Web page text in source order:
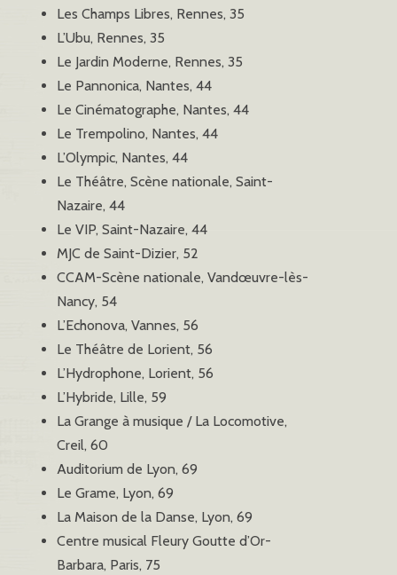
Les Champs Libres, Rennes, 35
L’Ubu, Rennes, 35
Le Jardin Moderne, Rennes, 35
Le Pannonica, Nantes, 44
Le Cinématographe, Nantes, 44
Le Trempolino, Nantes, 44
L’Olympic, Nantes, 44
Le Théâtre, Scène nationale, Saint-
Nazaire, 44
Le VIP, Saint-Nazaire, 44
MJC de Saint-Dizier, 52
CCAM-Scène nationale, Vandœuvre-lès-
Nancy, 54
L’Echonova, Vannes, 56
Le Théâtre de Lorient, 56
L’Hydrophone, Lorient, 56
L’Hybride, Lille, 59
La Grange à musique / La Locomotive,
Creil, 60
Auditorium de Lyon, 69
Le Grame, Lyon, 69
La Maison de la Danse, Lyon, 69
Centre musical Fleury Goutte d’Or-
Barbara, Paris, 75